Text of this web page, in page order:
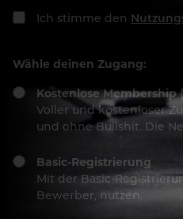
Ich stimme den
Wähle deinen Zugang:
Kostenlose Membership
Voller und kostenloser
und ohne Bullshit. Die
Basic-Registrierung
Mit der Basic-
Bewerber, nutzen.